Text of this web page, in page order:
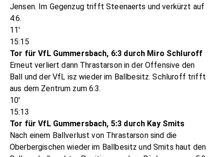
Jensen. Im Gegenzug trifft Steenaerts und verkürzt auf
4:6.
11'
15:15
Tor für VfL Gummersbach, 6:3 durch Miro Schluroff
Erneut verliert dann Thrastarson in der Offensive den
Ball und der VfL isz wieder im Ballbesitz. Schluroff trifft
aus dem Zentrum zum 6:3.
10'
15:13
Tor für VfL Gummersbach, 5:3 durch Kay Smits
Nach einem Ballverlust von Thrastarson sind die
Oberbergischen wieder im Ballbesitz und Smits haut den